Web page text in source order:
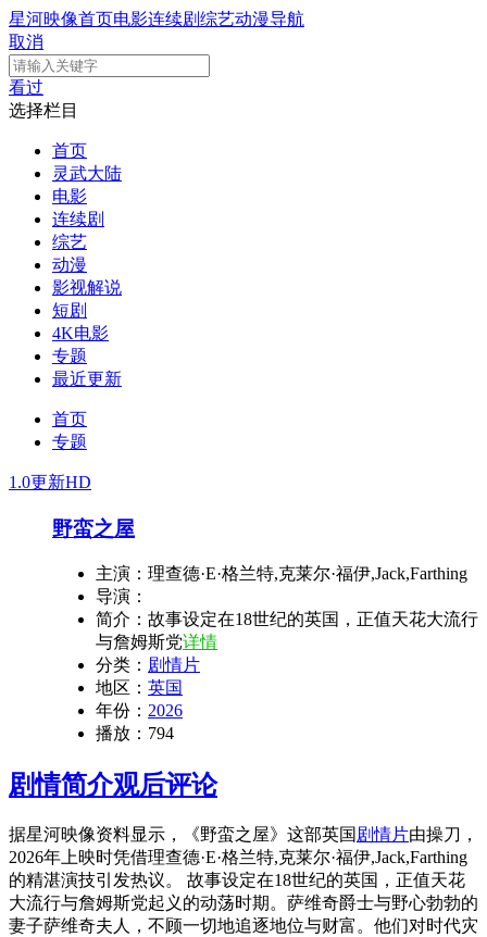
星河映像首页电影连续剧综艺动漫导航
取消
看过
选择栏目
首页
灵武大陆
电影
连续剧
综艺
动漫
影视解说
短剧
4K电影
专题
最近更新
首页
专题
1.0更新HD
野蛮之屋
主演： 理查德·E·格兰特,克莱尔·福伊,Jack,Farthing
导演：
简介： 故事设定在18世纪的英国，正值天花大流行
与詹姆斯党详情
分类： 剧情片
地区： 英国
年份： 2026
播放： 794
剧情简介观后评论
据星河映像资料显示，《野蛮之屋》这部英国剧情片由操刀，
2026年上映时凭借理查德·E·格兰特,克莱尔·福伊,Jack,Farthing
的精湛演技引发热议。 故事设定在18世纪的英国，正值天花
大流行与詹姆斯党起义的动荡时期。萨维奇爵士与野心勃勃的
妻子萨维奇夫人，不顾一切地追逐地位与财富。他们对时代灾